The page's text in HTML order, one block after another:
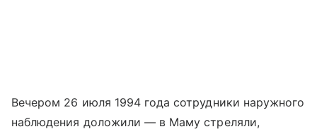
Вечером 26 июля 1994 года сотрудники наружного
наблюдения доложили — в Маму стреляли,